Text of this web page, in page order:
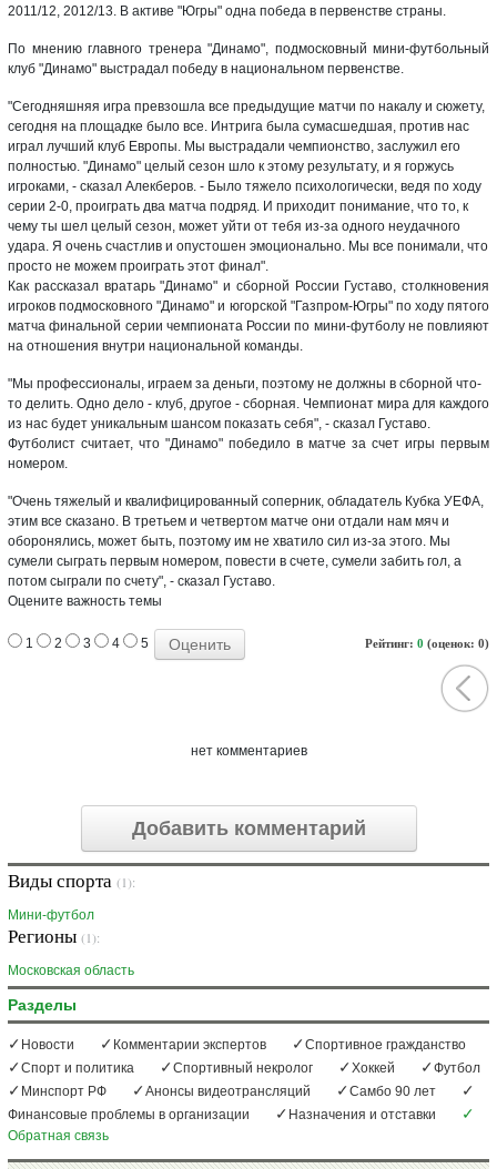
2011/12, 2012/13. В активе "Югры" одна победа в первенстве страны.
По мнению главного тренера "Динамо", подмосковный мини-футбольный
клуб "Динамо" выстрадал победу в национальном первенстве.
"Сегодняшняя игра превзошла все предыдущие матчи по накалу и сюжету,
сегодня на площадке было все. Интрига была сумасшедшая, против нас
играл лучший клуб Европы. Мы выстрадали чемпионство, заслужил его
полностью. "Динамо" целый сезон шло к этому результату, и я горжусь
игроками, - сказал Алекберов. - Было тяжело психологически, ведя по ходу
серии 2-0, проиграть два матча подряд. И приходит понимание, что то, к
чему ты шел целый сезон, может уйти от тебя из-за одного неудачного
удара. Я очень счастлив и опустошен эмоционально. Мы все понимали, что
просто не можем проиграть этот финал".
Как рассказал вратарь "Динамо" и сборной России Густаво, столкновения
игроков подмосковного "Динамо" и югорской "Газпром-Югры" по ходу пятого
матча финальной серии чемпионата России по мини-футболу не повлияют
на отношения внутри национальной команды.
"Мы профессионалы, играем за деньги, поэтому не должны в сборной что-
то делить. Одно дело - клуб, другое - сборная. Чемпионат мира для каждого
из нас будет уникальным шансом показать себя", - сказал Густаво.
Футболист считает, что "Динамо" победило в матче за счет игры первым
номером.
"Очень тяжелый и квалифицированный соперник, обладатель Кубка УЕФА,
этим все сказано. В третьем и четвертом матче они отдали нам мяч и
оборонялись, может быть, поэтому им не хватило сил из-за этого. Мы
сумели сыграть первым номером, повести в счете, сумели забить гол, а
потом сыграли по счету", - сказал Густаво.
Оцените важность темы
Рейтинг: 0 (оценок: 0)
1 2 3 4 5
нет комментариев
Добавить комментарий
Виды спорта (1):
Мини-футбол
Регионы (1):
Московская область
Разделы
Новости Комментарии экспертов
Спортивное гражданство
Спорт и политика
Спортивный некролог Хоккей
Футбол
Минспорт РФ
Анонсы видеотрансляций
Самбо 90 лет
Финансовые проблемы в организации
Назначения и отставки
Обратная связь